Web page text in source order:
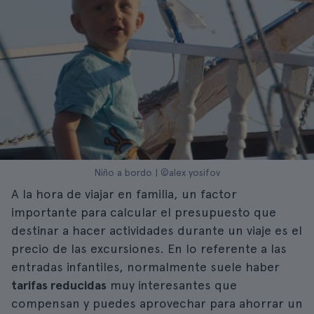
Niño a bordo | ©alex yosifov
A la hora de viajar en familia, un factor
importante para calcular el presupuesto que
destinar a hacer actividades durante un viaje es el
precio de las excursiones. En lo referente a las
entradas infantiles, normalmente suele haber
tarifas reducidas muy interesantes que
compensan y puedes aprovechar para ahorrar un